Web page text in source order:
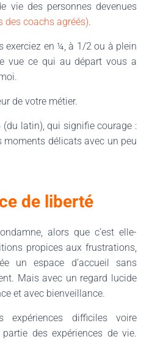
vie des personnes devenues
des coachs agréés).
exerciez en ¼, à 1/2 ou à plein
vue ce qui au départ vous a
de votre métier.
(du latin), qui signifie courage :
moments délicats avec un peu
de liberté
alors que c’est elle-
propices aux frustrations,
un espace d’accueil sans
Mais avec un regard lucide
et avec bienveillance.
expériences difficiles voire
des expériences de vie.